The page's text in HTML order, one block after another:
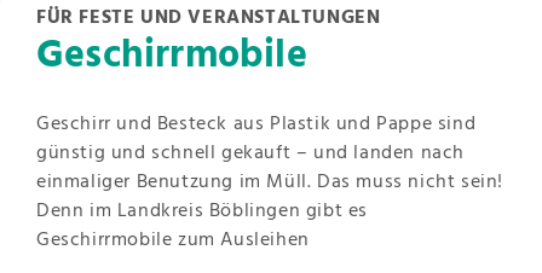
FÜR FESTE UND VERANSTALTUNGEN
Geschirrmobile
Geschirr und Besteck aus Plastik und Pappe sind
günstig und schnell gekauft – und landen nach
einmaliger Benutzung im Müll. Das muss nicht sein!
Denn im Landkreis Böblingen gibt es
Geschirrmobile zum Ausleihen